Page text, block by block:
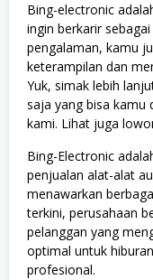
Bing-electronic
ingin berkarir
pengalaman, kamu
keterampilan dan
Yuk, simak lebih
saja yang bisa kamu
kami. Lihat juga
Bing-Electronic
penjualan alat-alat
menawarkan
terkini, perusahaan
pelanggan yang
optimal untuk
profesional.